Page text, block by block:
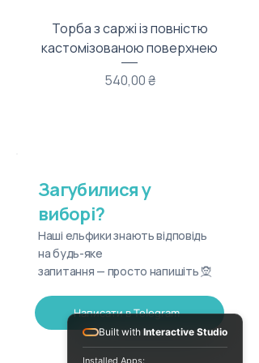
Торба з саржі із повністю
кастомізованою поверхнею
Ціна
540,00 ₴
Загубилися у
виборі?
Наші ельфики знають відповідь
на будь-яке
запитання — просто напишіть 🧝
Написати в Telegram
Built with Interactive Studio
Installed Apps: